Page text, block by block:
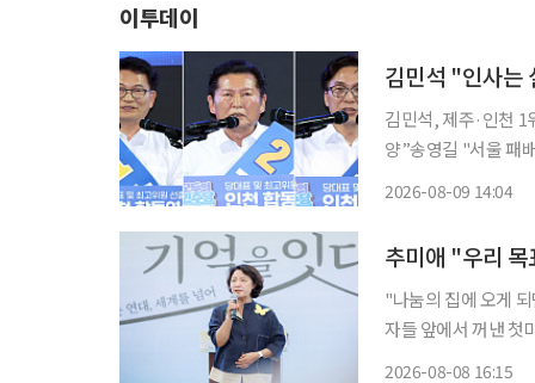
이투데이
김민석 "인사는
김민석, 제주·인천
양”송영길 "서울 패배 부인하면 총
2026-08-09 14:04
추미애 "우리
"나눔의 집에 오게
자들 앞에서 꺼낸 첫마디였다. 8일 이투데이 취재를 종합하면
2026-08-08 16:15